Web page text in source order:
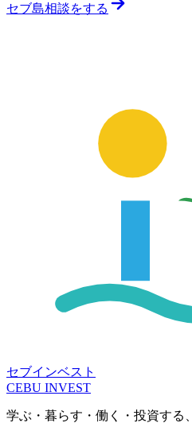
セブ島相談をする
セブインベスト
CEBU INVEST
学ぶ・暮らす・働く・投資する、